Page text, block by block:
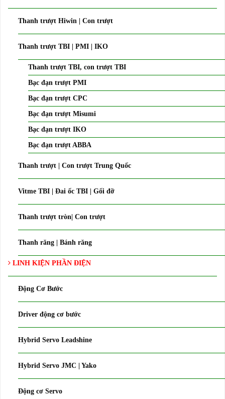
Thanh trượt Hiwin | Con trượt
Thanh trượt TBI | PMI | IKO
Thanh trượt TBI, con trượt TBI
Bạc đạn trượt PMI
Bạc đạn trượt CPC
Bạc đạn trượt Misumi
Bạc đạn trượt IKO
Bạc đạn trượt ABBA
Thanh trượt | Con trượt Trung Quốc
Vitme TBI | Đai ốc TBI | Gối đỡ
Thanh trượt tròn| Con trượt
Thanh răng | Bánh răng
LINH KIỆN PHẦN ĐIỆN
Động Cơ Bước
Driver động cơ bước
Hybrid Servo Leadshine
Hybrid Servo JMC | Yako
Động cơ Servo